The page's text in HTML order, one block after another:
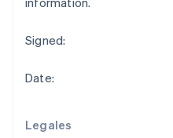
Legales
Signed:
Date:
Gibraltar
Grecia
Hungría
English